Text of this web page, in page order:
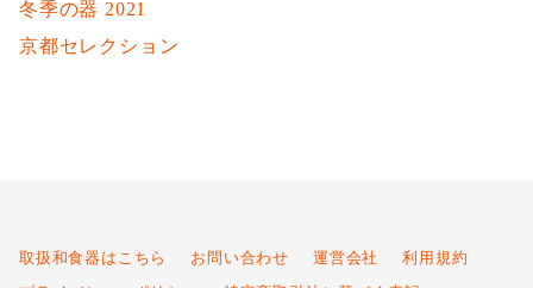
冬季の器 2021
京都セレクション
取扱和食器はこちら お問い合わせ 運営会社 利用規約